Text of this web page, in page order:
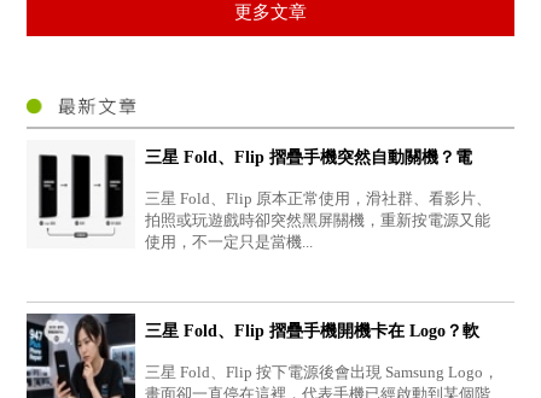
更多文章
三星 Fold、Flip 摺疊手機突然自動關機？電
池、供電...
三星 Fold、Flip 原本正常使用，滑社群、看影片、
拍照或玩遊戲時卻突然黑屏關機，重新按電源又能
使用，不一定只是當機...
三星 Fold、Flip 摺疊手機開機卡在 Logo？軟
體、硬體...
三星 Fold、Flip 按下電源後會出現 Samsung Logo，
畫面卻一直停在這裡，代表手機已經啟動到某個階